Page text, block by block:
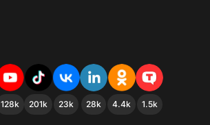
128k 201k 23k 28k 4.4k 1.5k